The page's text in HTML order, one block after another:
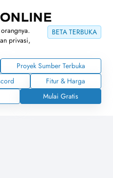
BETA TERBUKA
privasi,
Proyek Sumber Terbuka
Fitur & Harga
Mulai Gratis